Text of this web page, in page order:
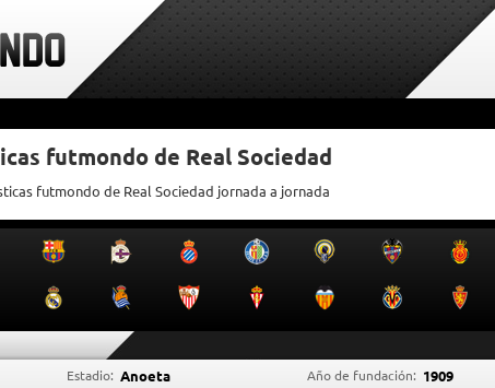
futmondo de Real Sociedad
futmondo de Real Sociedad jornada a jornada
Estadio: Anoeta Año de fundación: 1909